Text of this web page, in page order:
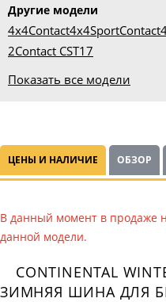
Другие модели
4x4Contact4x4SportContact
2Contact CST17
Показать все модели
ЦЕНЫ И НАЛИЧИЕ ОБЗОР
В данный момент в продаже
данной модели.
CONTINENTAL
ЗИМНЯЯ ШИНА ДЛЯ